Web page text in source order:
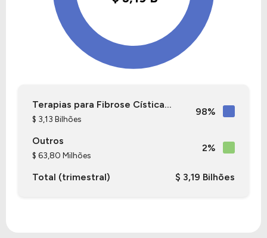
Terapias para Fibrose Cística...
$ 3,13 Bilhões
98%
Outros
$ 63,80 Milhões
2%
Total (trimestral) $ 3,19 Bilhões